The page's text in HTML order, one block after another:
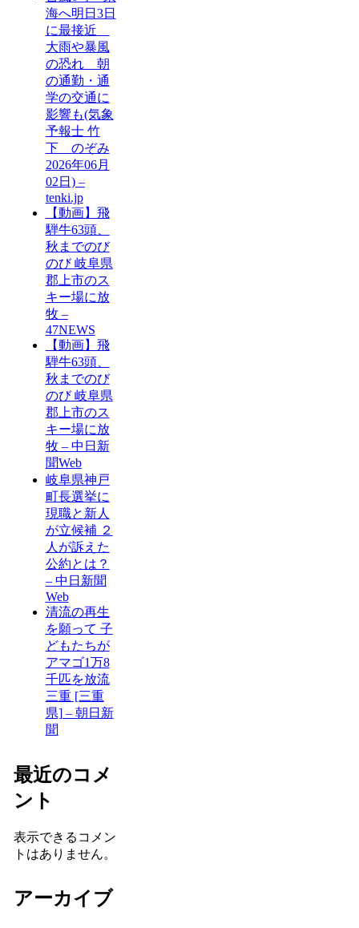
海へ明日3日
に最接近
大雨や暴風
の恐れ 朝
の通勤・通
学の交通に
影響も(気象
予報士 竹
下 のぞみ
2026年06月
02日) –
tenki.jp
【動画】飛
騨牛63頭、
秋までのび
のび 岐阜県
郡上市のス
キー場に放
牧 –
47NEWS
【動画】飛
騨牛63頭、
秋までのび
のび 岐阜県
郡上市のス
キー場に放
牧 – 中日新
聞Web
岐阜県神戸
町長選挙に
現職と新人
が立候補 ２
人が訴えた
公約とは？
– 中日新聞
Web
清流の再生
を願って 子
どもたちが
アマゴ1万8
千匹を放流
三重 [三重
県] – 朝日新
聞
最近のコメ
ント
表示できるコメン
トはありません。
アーカイブ